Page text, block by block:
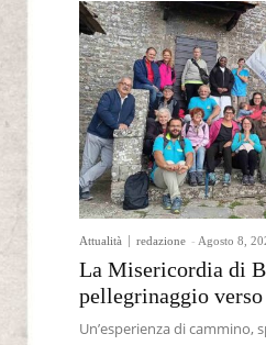
Attualità redazione - Agosto 8,
La Misericordia di
pellegrinaggio verso
Un’esperienza di